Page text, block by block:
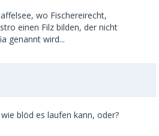
wo Fischereirecht,
einen Filz bilden, der nicht
genannt wird...
blöd es laufen kann, oder?